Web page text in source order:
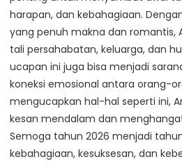
harapan, dan kebahagiaan.
yang penuh makna dan romantis,
tali persahabatan, keluarga, dan
ucapan ini juga bisa menjadi
koneksi emosional antara orang-
mengucapkan hal-hal seperti ini,
kesan mendalam dan
Semoga tahun 2026 menjadi
kebahagiaan, kesuksesan, dan